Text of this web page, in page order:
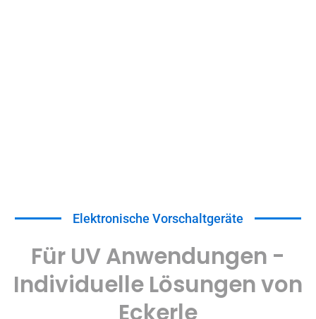
Elektronische Vorschaltgeräte
Für UV Anwendungen -
Individuelle Lösungen von
Eckerle